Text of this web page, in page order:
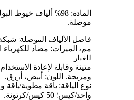
موصلة.
مم، الميزات: مضاد للكهرباء
للغبار.
متينة وقابلة لإعادة
ومريحة. اللون: أبيض، أزرق.
نوع الياقة: ياقة مطوية/ياقة
واحد/كيس؛ 50 كيس/كرتونة.